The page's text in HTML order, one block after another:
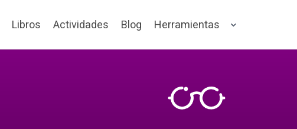
Libros Actividades Blog Herramientas